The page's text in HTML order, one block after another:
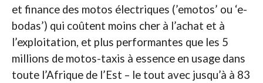
et finance des motos électriques (’emotos’ ou ‘e-
bodas’) qui coûtent moins cher à l’achat et à
l’exploitation, et plus performantes que les 5
millions de motos-taxis à essence en usage dans
toute l’Afrique de l’Est – le tout avec jusqu’à à 83